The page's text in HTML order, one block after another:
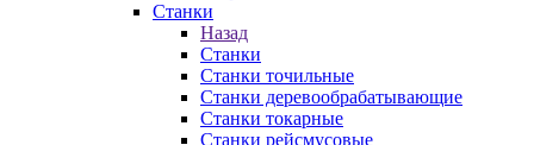
Станки
Назад
Станки
Станки точильные
Станки деревообрабатывающие
Станки токарные
Станки рейсмусовые